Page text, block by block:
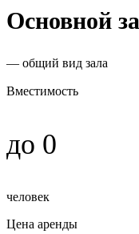
Основной
— общий вид зала
Вместимость
до 0
человек
Цена аренды